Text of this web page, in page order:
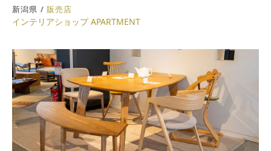
新潟県 /販売店
インテリアショップ APARTMENT